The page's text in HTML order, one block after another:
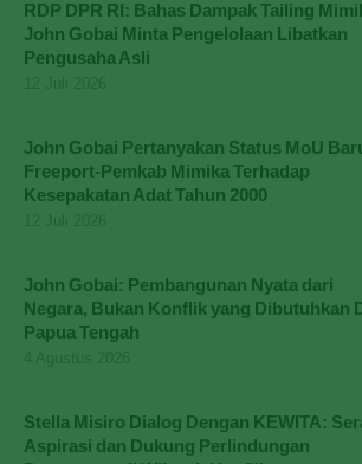
RDP DPR RI: Bahas Dampak Tailing
John Gobai Minta Pengelolaan Libatkan
Pengusaha Asli
John Gobai Pertanyakan Status MoU
Freeport-Pemkab Mimika Terhadap
Kesepakatan Adat Tahun 2000
John Gobai: Pembangunan Nyata dari
Negara, Bukan Konflik yang Dibutuhkan
Papua Tengah
Stella Misiro Dialog Dengan KEWITA:
Aspirasi dan Dukung Perlindungan